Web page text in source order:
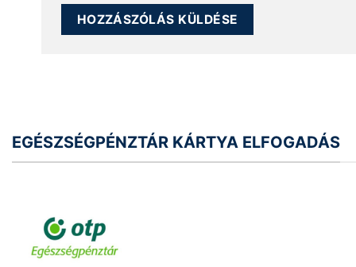
EGÉSZSÉGPÉNZTÁR KÁRTYA ELFOGADÁS